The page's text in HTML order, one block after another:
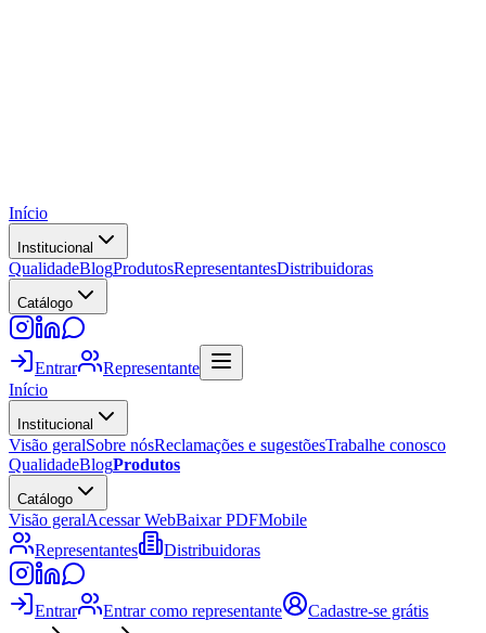
Início
Institucional
QualidadeBlogProdutosRepresentantesDistribuidoras
Catálogo
Entrar
Representante
Início
Institucional
Visão geralSobre nósReclamações e sugestõesTrabalhe conosco
QualidadeBlogProdutos
Catálogo
Visão geralAcessar WebBaixar PDFMobile
Representantes
Distribuidoras
Entrar Entrar como representante Cadastre-se grátis